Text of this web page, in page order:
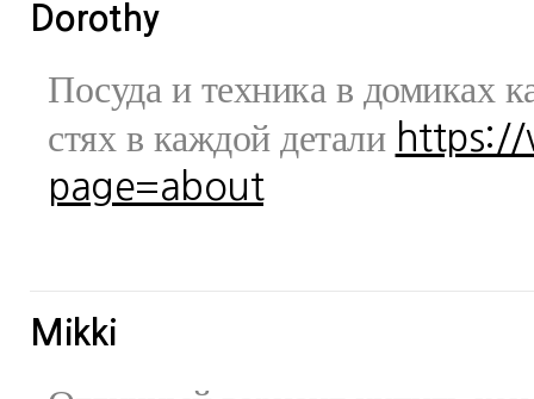
Dorothy
Посуда и техника в домиках
стях в каждой детали https://
page=about
Mikki